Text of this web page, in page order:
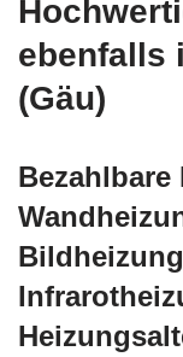
ebenfalls
(Gäu)